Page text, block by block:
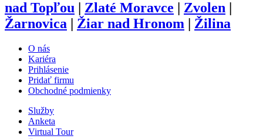
nad Topľou
Zlaté Moravce Zvolen
Žarnovica
Žiar nad Hronom Žilina
O nás
Kariéra
Prihlásenie
Pridať firmu
Obchodné podmienky
Služby
Anketa
Virtual Tour